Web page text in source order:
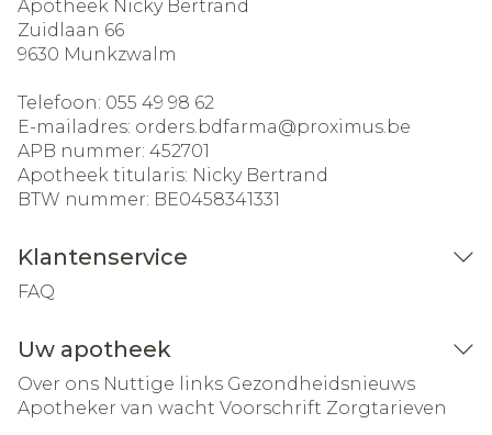
Apotheek Nicky Bertrand
Zuidlaan 66
9630 Munkzwalm
Telefoon: 055 49 98 62
E-mailadres: orders.bdfarma@proximus.be
APB nummer: 452701
Apotheek titularis: Nicky Bertrand
BTW nummer: BE0458341331
Klantenservice
FAQ
Uw apotheek
Over ons Nuttige links Gezondheidsnieuws
Apotheker van wacht Voorschrift Zorgtarieven